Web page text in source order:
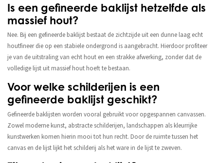
Is een gefineerde baklijst hetzelfde als
massief hout?
Nee. Bij een gefineerde baklijst bestaat de zichtzijde uit een dunne laag echt
houtfineer die op een stabiele ondergrond is aangebracht. Hierdoor profiteer
je van de uitstraling van echt hout en een strakke afwerking, zonder dat de
volledige lijst uit massief hout hoeft te bestaan.
Voor welke schilderijen is een
gefineerde baklijst geschikt?
Gefineerde baklijsten worden vooral gebruikt voor opgespannen canvassen.
Zowel moderne kunst, abstracte schilderijen, landschappen als kleurrijke
kunstwerken komen hierin mooi tot hun recht. Door de ruimte tussen het
canvas en de lijst lijkt het schilderij als het ware in de lijst te zweven.